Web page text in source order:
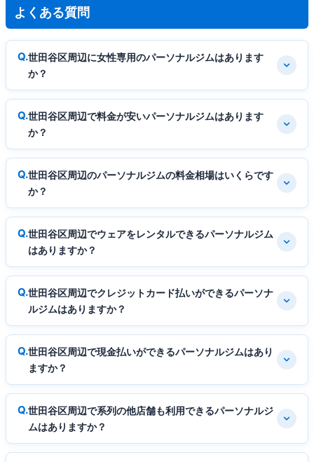
よくある質問
世田谷区周辺に女性専用のパーソナルジムはあります
か？
世田谷区周辺で料金が安いパーソナルジムはあります
か？
世田谷区周辺のパーソナルジムの料金相場はいくらです
か？
世田谷区周辺でウェアをレンタルできるパーソナルジム
はありますか？
世田谷区周辺でクレジットカード払いができるパーソナ
ルジムはありますか？
世田谷区周辺で現金払いができるパーソナルジムはあり
ますか？
世田谷区周辺で系列の他店舗も利用できるパーソナルジ
ムはありますか？